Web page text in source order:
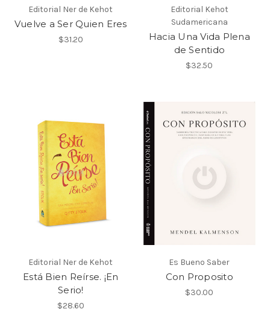
Editorial Ner de Kehot
Vuelve a Ser Quien Eres
$31.20
Editorial Kehot
Sudamericana
Hacia Una Vida Plena
de Sentido
$32.50
Editorial Ner de Kehot
Está Bien Reírse. ¡En
Serio!
$28.60
Es Bueno Saber
Con Proposito
$30.00